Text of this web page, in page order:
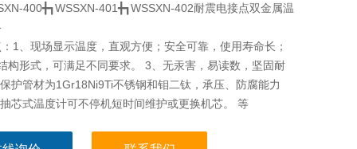
400╋┓WSSXN-401╋┓WSSXN-402耐震电接点双金属温
1、现场显示温度，直观方便；安全可靠，使用寿命长；
构形式，可满足不同要求。 3、无汞害，易读数，坚固耐
护管材为1Gr18Ni9Ti不锈钢和钼二钛，承压、防腐能力
芯式温度计可不停机短时间维护或更换机芯。 等